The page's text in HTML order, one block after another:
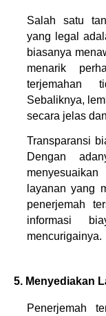
Salah satu
yang legal
biasanya
menarik
terjemahan
Sebaliknya,
secara jelas
Transparansi
Dengan
layanan yang
penerjemah
informasi
mencurigainya.
5. Menyediakan
Penerjemah